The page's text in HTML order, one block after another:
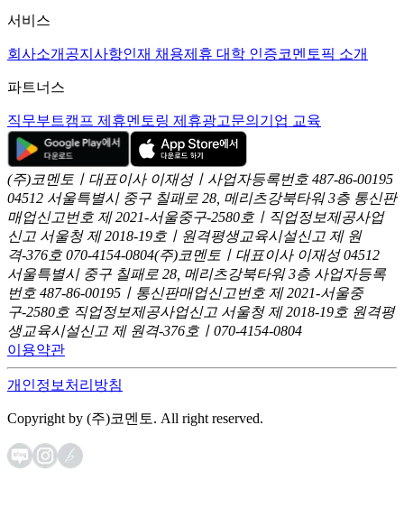
서비스
회사소개 공지사항인재 채용제휴 대학 인증코멘토픽 소개
파트너스
직무부트캠프 제휴멘토링 제휴광고문의 기업 교육
(주)코멘토ㅣ대표이사 이재성ㅣ사업자등록번호 487-86-00195
04512 서울특별시 중구 칠패로 28, 메리츠강북타워 3층 통신판
매업신고번호 제 2021-서울중구-2580호ㅣ직업정보제공사업
신고 서울청 제 2018-19호ㅣ원격평생교육시설신고 제 원
격-376호 070-4154-0804(주)코멘토ㅣ대표이사 이재성 04512
서울특별시 중구 칠패로 28, 메리츠강북타워 3층 사업자등록
번호 487-86-00195ㅣ통신판매업신고번호 제 2021-서울중
구-2580호 직업정보제공사업신고 서울청 제 2018-19호 원격평
생교육시설신고 제 원격-376호ㅣ070-4154-0804
이용약관
개인정보처리방침
Copyright by (주)코멘토. All right reserved.